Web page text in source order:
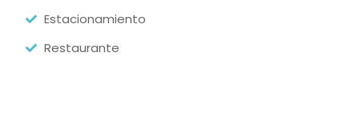
Estacionamiento
Restaurante